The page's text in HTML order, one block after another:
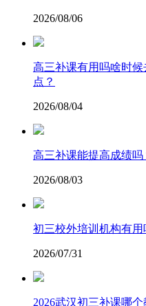
2026/08/06
高三补课有用吗啥时
点？
2026/08/04
高三补课能提高成绩
2026/08/03
初三校外培训机构有
2026/07/31
2026武汉初三补课哪